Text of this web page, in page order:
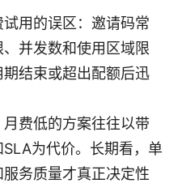
用的误区：邀请码常
并发数和使用区域限
结束或超出配额后迅
费低的方案往往以带
为代价。长期看，单
务质量才真正决定性